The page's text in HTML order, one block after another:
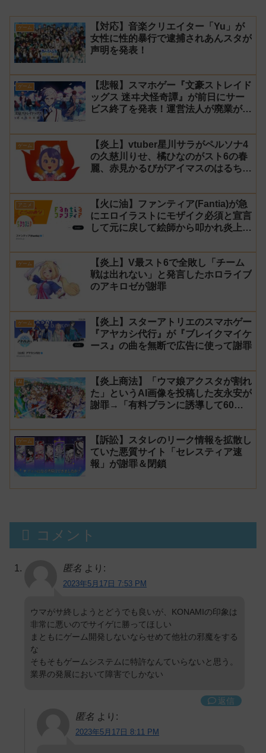
ゲーム
【対応】音楽クリエイター「Yu」が
女性に性的暴行で逮捕されあんスタが
声明を発表！
ゲーム
【悲報】スマホゲー『文豪ストレイド
ッグス 迷ヰ犬怪奇譚』が前日にサー
ビス終了を発表！運営法人が廃業が原
ゲーム
【炎上】vtuber星川サラがペルソナ4
の久慈川りせ、橘ひなのがスト6の春
麗、赤見かるびがアイマスのはるちは
アニメ
【火に油】ファンティア(Fantia)が急
にエロイラストにモザイク必須と宣言
して元に戻して絵師から叩かれ炎上し
ゲーム
【炎上】V最スト6で全敗し「チーム
戦は出れない」と発言したホロライブ
のアキロゼが謝罪
ゲーム
【炎上】スターアトリエのスマホゲー
『アヤカシ代行』が『ブレイクマイケ
ース』の曲を無断で広告に使って謝罪
AI
【炎上商法】「ウマ娘アクスタが割れ
た」というAI画像を投稿した友永安が
謝罪→「有料プランに誘導して60万
娘エロイラストをリポスト！
ゲーム
【訴訟】スタレのリーク情報を拡散し
ていた悪質サイト「セレスティア速
報」が謝罪＆閉鎖
コメント
匿名 より:
2023年5月17日 7:53 PM
ウマがサ終しようとどうでも良いが、KONAMIの印象は
非常に悪いのでサイゲに勝ってほしい
まともにゲーム開発しないならせめて他社の邪魔をする
な
そもそもゲームシステムに特許なんていらないと思う。
業界の発展において障害でしかない
返信
匿名 より:
2023年5月17日 8:11 PM